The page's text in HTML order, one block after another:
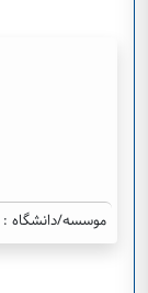
موسسه/دانشگاه :